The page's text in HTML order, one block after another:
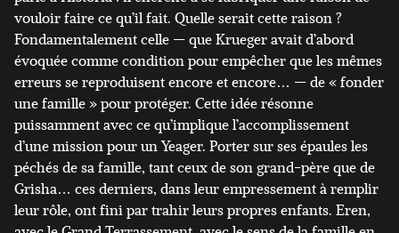
vouloir faire ce qu’il fait. Quelle serait cette raison ?
Fondamentalement celle — que Krueger avait d’abord
évoquée comme condition pour empêcher que les mêmes
erreurs se reproduisent encore et encore… — de « fonder
une famille » pour protéger. Cette idée résonne
puissamment avec ce qu’implique l’accomplissement
d’une mission pour un Yeager. Porter sur ses épaules les
péchés de sa famille, tant ceux de son grand-père que de
Grisha… ces derniers, dans leur empressement à remplir
leur rôle, ont fini par trahir leurs propres enfants. Eren,